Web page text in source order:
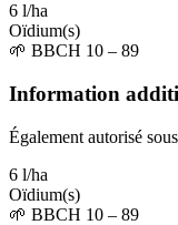
6 l/ha
Oïdium(s)
🌱 BBCH 10 – 89
Information
Également autorisé
6 l/ha
Oïdium(s)
🌱 BBCH 10 – 89